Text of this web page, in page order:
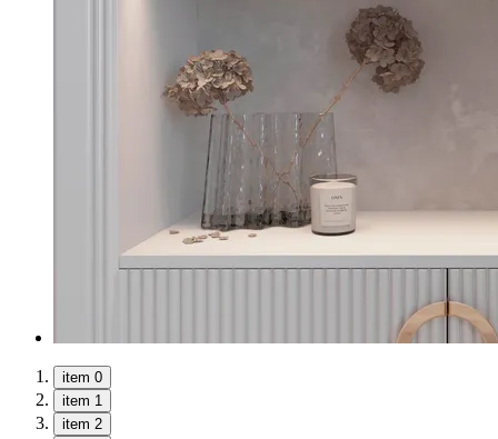
item 0
item 1
item 2